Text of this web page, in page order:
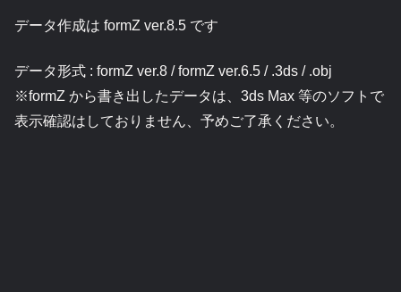
データ作成は formZ ver.8.5 です
データ形式 : formZ ver.8 / formZ ver.6.5 / .3ds / .obj
※formZ から書き出したデータは、3ds Max 等のソフトで
表示確認はしておりません、予めご了承ください。